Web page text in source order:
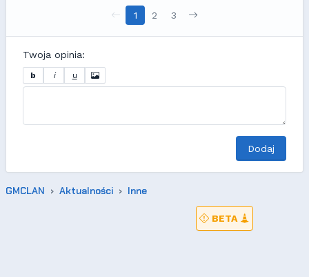
1 2 3
Twoja opinia:
b i u
Dodaj
GMCLAN Aktualności Inne
BETA